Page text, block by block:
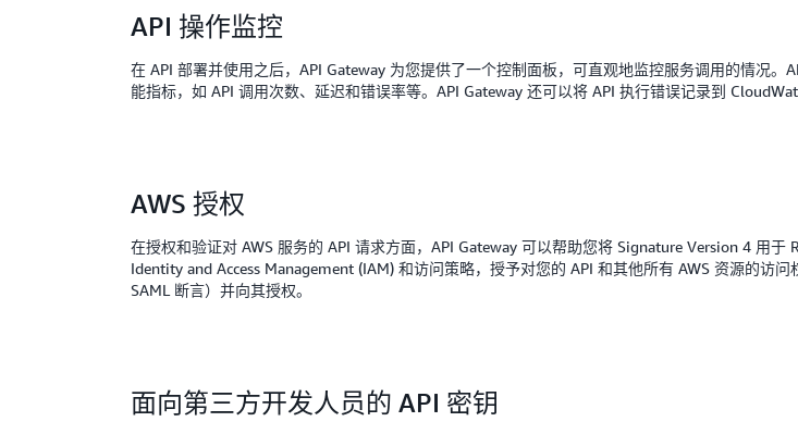
API 操作监控
在 API 部署并使用之后，API Gateway 为您提供了一个控制面板，可直观地监控服务调用的情况
能指标，如 API 调用次数、延迟和错误率等。API Gateway 还可以将 API 执行错误记录到
AWS 授权
在授权和验证对 AWS 服务的 API 请求方面，API Gateway 可以帮助您将 Signature Version 4 用
Identity and Access Management (IAM) 和访问策略，授予对您的 API 和其他所有 AWS 资源的访
SAML 断言）并向其授权。
面向第三方开发人员的 API 密钥